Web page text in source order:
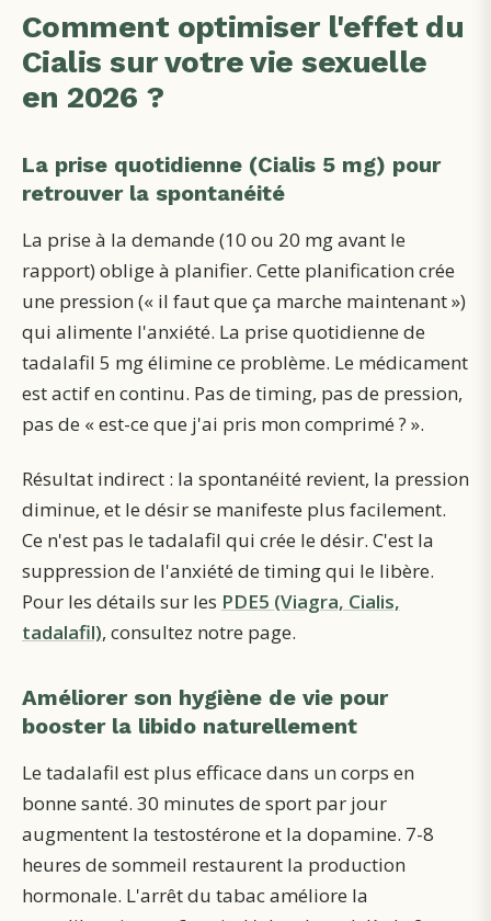
Comment optimiser l'effet du
Cialis sur votre vie sexuelle
en 2026 ?
La prise quotidienne (Cialis 5 mg) pour
retrouver la spontanéité
La prise à la demande (10 ou 20 mg avant le
rapport) oblige à planifier. Cette planification crée
une pression (« il faut que ça marche maintenant »)
qui alimente l'anxiété. La prise quotidienne de
tadalafil 5 mg élimine ce problème. Le médicament
est actif en continu. Pas de timing, pas de pression,
pas de « est-ce que j'ai pris mon comprimé ? ».
Résultat indirect : la spontanéité revient, la pression
diminue, et le désir se manifeste plus facilement.
Ce n'est pas le tadalafil qui crée le désir. C'est la
suppression de l'anxiété de timing qui le libère.
Pour les détails sur les PDE5 (Viagra, Cialis,
tadalafil), consultez notre page.
Améliorer son hygiène de vie pour
booster la libido naturellement
Le tadalafil est plus efficace dans un corps en
bonne santé. 30 minutes de sport par jour
augmentent la testostérone et la dopamine. 7-8
heures de sommeil restaurent la production
hormonale. L'arrêt du tabac améliore la